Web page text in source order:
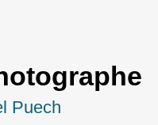
Puech